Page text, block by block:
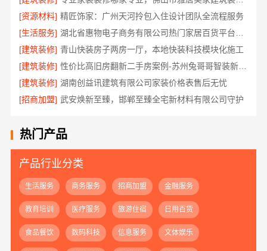
[资源材料] 精匠饰家：广州天河拎包入住设计团队全流程服务
[生活服务]
[建筑装修] 青山快装房子两房一厅，本地快装科技模块化施工
[建筑装修]
性价比高旧房翻新二手房案例-苏州兔哥哥智装新材料有限公司真实完工展示
[建筑装修] 湖南创益讯建筑有限公司家装价格表售后无忧
[招商加盟] 武安焕新至臻，邯郸至臻全宅新材料有限公司守护
热门产品
产品行业分类
生活服务 商务服务 招商加盟 金融服务
教育培训 医疗服务 旅游住宿 日用百货
食品餐饮 数码科技 信息服务 文体娱乐